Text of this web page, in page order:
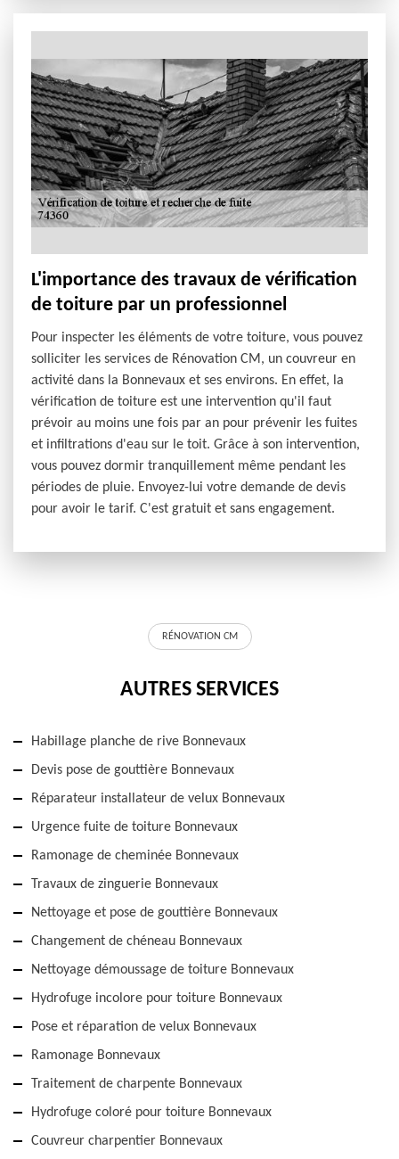
L'importance des travaux de vérification
de toiture par un professionnel
Pour inspecter les éléments de votre toiture, vous pouvez
solliciter les services de Rénovation CM, un couvreur en
activité dans la Bonnevaux et ses environs. En effet, la
vérification de toiture est une intervention qu'il faut
prévoir au moins une fois par an pour prévenir les fuites
et infiltrations d'eau sur le toit. Grâce à son intervention,
vous pouvez dormir tranquillement même pendant les
périodes de pluie. Envoyez-lui votre demande de devis
pour avoir le tarif. C'est gratuit et sans engagement.
RÉNOVATION CM
AUTRES SERVICES
Habillage planche de rive Bonnevaux
Devis pose de gouttière Bonnevaux
Réparateur installateur de velux Bonnevaux
Urgence fuite de toiture Bonnevaux
Ramonage de cheminée Bonnevaux
Travaux de zinguerie Bonnevaux
Nettoyage et pose de gouttière Bonnevaux
Changement de chéneau Bonnevaux
Nettoyage démoussage de toiture Bonnevaux
Hydrofuge incolore pour toiture Bonnevaux
Pose et réparation de velux Bonnevaux
Ramonage Bonnevaux
Traitement de charpente Bonnevaux
Hydrofuge coloré pour toiture Bonnevaux
Couvreur charpentier Bonnevaux